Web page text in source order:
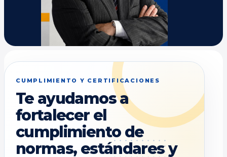
CUMPLIMIENTO Y CERTIFICACIONES
Te ayudamos a
fortalecer el
cumplimiento de
normas, estándares y